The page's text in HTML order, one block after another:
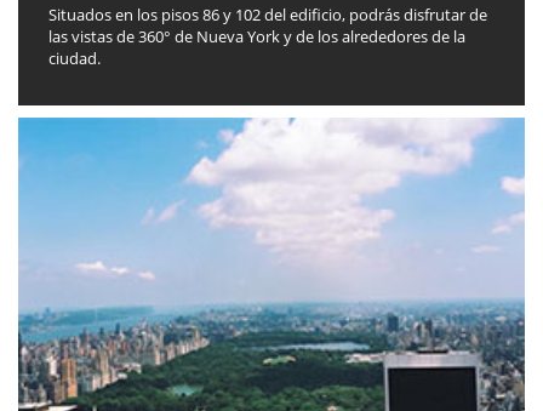
Situados en los pisos 86 y 102 del edificio, podrás disfrutar de
las vistas de 360° de Nueva York y de los alrededores de la
ciudad.